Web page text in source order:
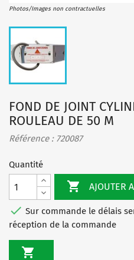
Photos/Images non contractuelles
FOND DE JOINT
ROULEAU DE 50 M
Référence : 720087
Quantité
 AJOUTER
 Sur commande le délais
réception de la commande
